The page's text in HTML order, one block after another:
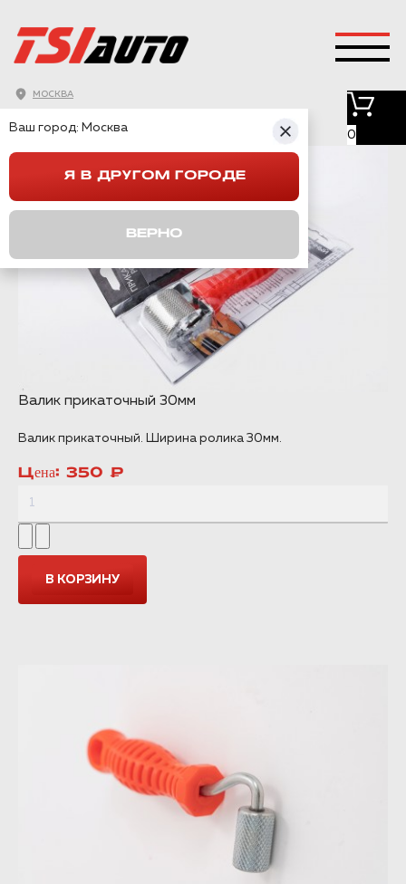
МОСКВА
0
ИНСТРУМЕНТЫ
Валик прикаточный 30мм
Валик прикаточный. Ширина ролика 30мм.
Цена: 350 ₽
Ваш город: Москва
Я В ДРУГОМ ГОРОДЕ
ВЕРНО